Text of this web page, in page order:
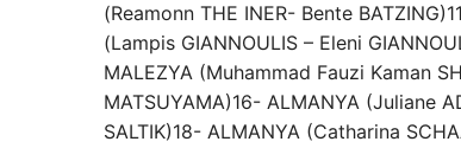
(Reamonn THE INER- Bente
(Lampis GIANNOULIS – Eleni
MALEZYA (Muhammad Fauzi Kaman
MATSUYAMA)16- ALMANYA (Juliane
SALTIK)18- ALMANYA (Catharina